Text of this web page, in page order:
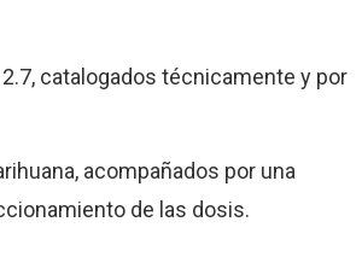
catalogados técnicamente y por
acompañados por una
de las dosis.